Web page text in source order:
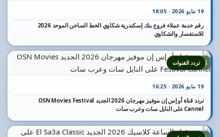
19 مايو 2026 · 18:05
رقم خدمة عملاء فروع بنك إسكندرية شكاوي الخط الساخن الموحد 2026
للاستفسار والشكاوي
24
19 مايو 2026 · 16:25
تردد قناة أو إس إن موفيز مهرجان 2026 الجديد OSN Movies Festival
Cannel على النايل سات وعرب سات
تردد القنوات